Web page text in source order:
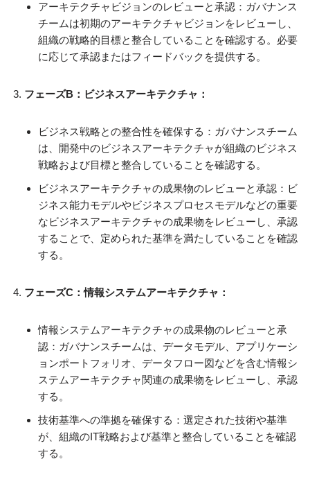
アーキテクチャビジョンのレビューと承認：ガバナンス
チームは初期のアーキテクチャビジョンをレビューし、
組織の戦略的目標と整合していることを確認する。必要
に応じて承認またはフィードバックを提供する。
フェーズB：ビジネスアーキテクチャ：
ビジネス戦略との整合性を確保する：ガバナンスチーム
は、開発中のビジネスアーキテクチャが組織のビジネス
戦略および目標と整合していることを確認する。
ビジネスアーキテクチャの成果物のレビューと承認：ビ
ジネス能力モデルやビジネスプロセスモデルなどの重要
なビジネスアーキテクチャの成果物をレビューし、承認
することで、定められた基準を満たしていることを確認
する。
フェーズC：情報システムアーキテクチャ：
情報システムアーキテクチャの成果物のレビューと承
認：ガバナンスチームは、データモデル、アプリケーシ
ョンポートフォリオ、データフロー図などを含む情報シ
ステムアーキテクチャ関連の成果物をレビューし、承認
する。
技術基準への準拠を確保する：選定された技術や基準
が、組織のIT戦略および基準と整合していることを確認
する。